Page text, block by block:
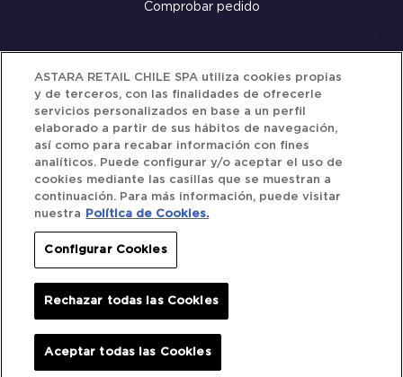
Comprobar pedido
Servicio al cliente
Términos y Condiciones
Política de privacidad
Siguenos
Redes Sociales
Iberocar © 2025. All Rights Reserved.
ASTARA RETAIL CHILE SPA utiliza cookies propias
y de terceros, con las finalidades de ofrecerle
servicios personalizados en base a un perfil
elaborado a partir de sus hábitos de navegación,
así como para recabar información con fines
analíticos. Puede configurar y/o aceptar el uso de
cookies mediante las casillas que se muestran a
continuación. Para más información, puede visitar
nuestra
Política de Cookies.
Configurar Cookies
Rechazar todas las Cookies
Aceptar todas las Cookies